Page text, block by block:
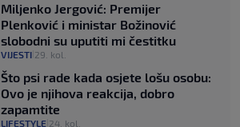
Miljenko Jergović: Premijer
Plenković i ministar Božinović
slobodni su uputiti mi čestitku
VIJESTI 29. kol.
Što psi rade kada osjete lošu osobu:
Ovo je njihova reakcija, dobro
zapamtite
LIFESTYLE 24. kol.